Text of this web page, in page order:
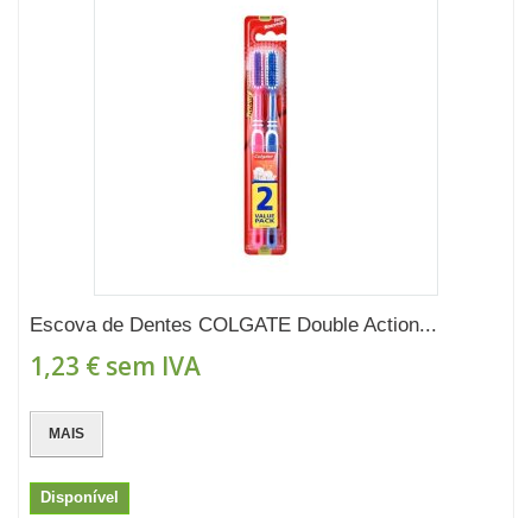
Escova de Dentes COLGATE Double Action...
1,23 € sem IVA
MAIS
Disponível